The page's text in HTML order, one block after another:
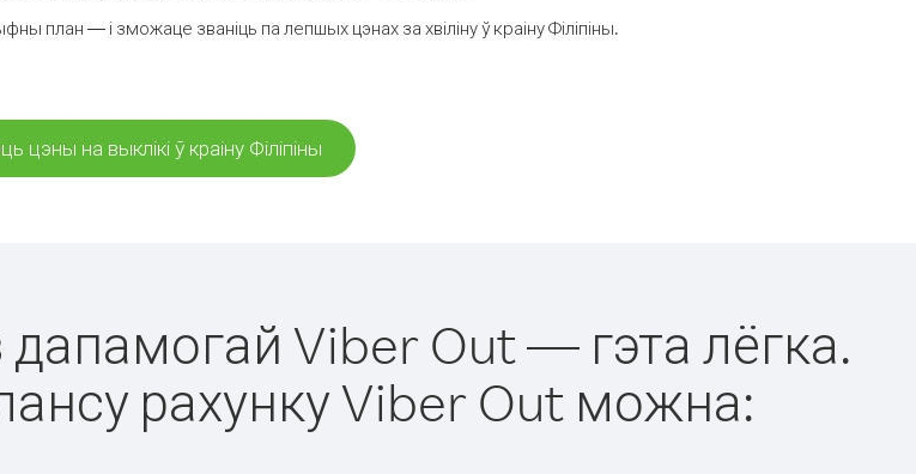
план — і зможаце званіць па лепшых цэнах за хвіліну ў краіну Філіпіны.
цэны на выклікі ў краіну Філіпіны
дапамогай Viber Out — гэта лёгка.
рахунку Viber Out можна: